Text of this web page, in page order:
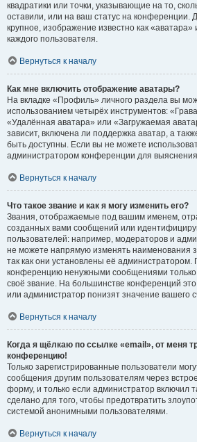
квадратики или точки, указывающие на то,
оставили, или на ваш статус на конференции.
крупное, изображение известно как
каждого пользователя.
Вернуться к началу
Как мне включить отображение аватары?
На вкладке «Профиль» личного раздела вы
использованием четырёх инструментов:
«Удалённая аватара» или «Загружаемая
зависит, включена ли поддержка аватар, а
быть доступны. Если вы не можете
администратором конференции для
Вернуться к началу
Что такое звание и как я могу изменить его?
Звания, отображаемые под вашим именем,
созданных вами сообщений или
пользователей: например, модераторов и
не можете напрямую изменять наименования
так как они установлены её администратором.
конференцию ненужными сообщениями только
своё звание. На большинстве конференций
или администратор понизят значение вашего
Вернуться к началу
Когда я щёлкаю по ссылке «email», от меня
конференцию!
Только зарегистрированные пользователи
сообщения другим пользователям через
форму, и только если администратор включил
сделано для того, чтобы предотвратить
системой анонимными пользователями.
Вернуться к началу